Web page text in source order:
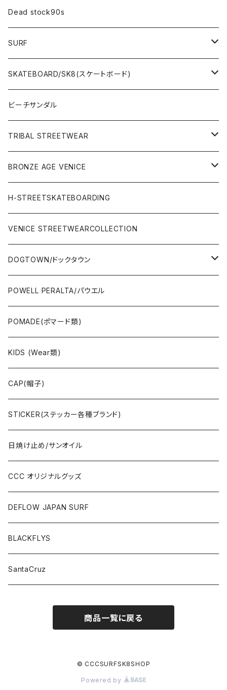
Dead stock90s
SURF
WetSuits(ウェットスーツ )
Surf Board(サーフボード )
OTHERS(サーフ小物)
WEAR(サーフブランド衣類)
Rhythm(サーフアパレル)
Ripcurl(サーフブランド)
SKATEBOARD/SK8(スケートボード)
CLOTHING(アパレル)
DECK(デッキ)
COMPLETE（完成品）
STREET
SURFSKATE
TRUCK(トラック)
WHEEL(ウィール)
OTHERS(スケボー小物/ステッカー類)
JAYADAMS/ジェイアダムス
ビーチサンダル
TRIBAL STREETWEAR
小物類
SALE
BRONZE AGE VENICE
made in JAPAN
made in USA
H-STREETSKATEBOARDING
VENICE STREETWEARCOLLECTION
DOGTOWN/ドックタウン
WEAR(衣類)
Deck(スケートデッキ)
CAP/HAT(キャップ類)
OTHERS(ドックタウン小物)
POWELL PERALTA/パウエル
POMADE(ポマード類)
KIDS (Wear類)
CAP(帽子)
STICKER(ステッカー各種ブランド)
日焼け止め/サンオイル
CCC オリジナルグッズ
DEFLOW JAPAN SURF
BLACKFLYS
SantaCruz
商品一覧に戻る
© CCCSURFSK8SHOP
Powered by